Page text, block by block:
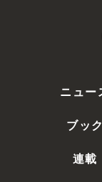
ニュー
ブック
連載